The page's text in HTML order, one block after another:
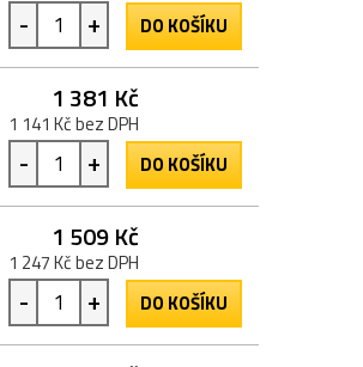
- + DO KOŠÍKU
1 381 Kč
1 141 Kč bez DPH
- + DO KOŠÍKU
1 509 Kč
1 247 Kč bez DPH
- + DO KOŠÍKU